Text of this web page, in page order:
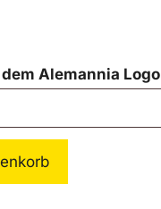
Alemannia Logo